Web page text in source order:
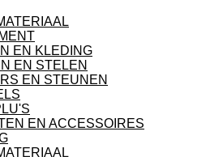
EN KLEDING
EN STELEN
EN STEUNEN
EN ACCESSOIRES